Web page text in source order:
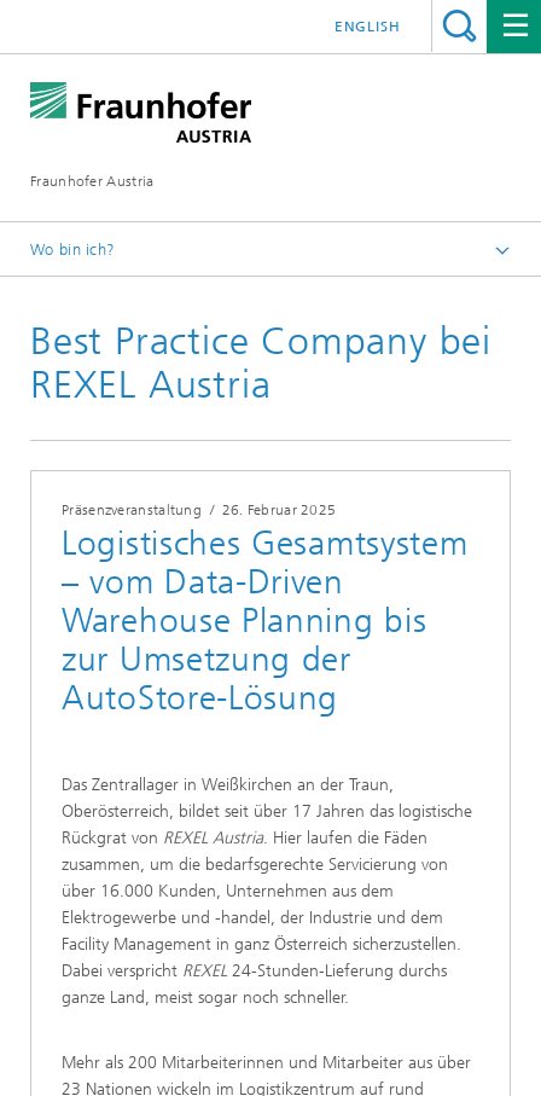
Fraunhofer Austria
ENGLISH
Wo bin ich?
Veranstaltungen
Best Practice Company bei
REXEL Austria
Präsenzveranstaltung / 26. Februar 2025
Logistisches Gesamtsystem
– vom Data-Driven
Warehouse Planning bis
zur Umsetzung der
AutoStore-Lösung
Das Zentrallager in Weißkirchen an der Traun,
Oberösterreich, bildet seit über 17 Jahren das logistische
Rückgrat von REXEL Austria. Hier laufen die Fäden
zusammen, um die bedarfsgerechte Servicierung von
über 16.000 Kunden, Unternehmen aus dem
Elektrogewerbe und -handel, der Industrie und dem
Facility Management in ganz Österreich sicherzustellen.
Dabei verspricht REXEL 24-Stunden-Lieferung durchs
ganze Land, meist sogar noch schneller.
Mehr als 200 Mitarbeiterinnen und Mitarbeiter aus über
23 Nationen wickeln im Logistikzentrum auf rund